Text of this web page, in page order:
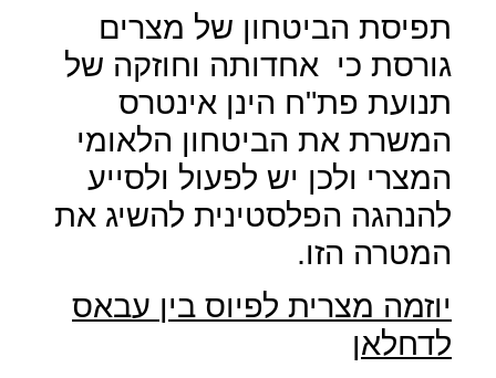
תפיסת הביטחון של מצרים
גורסת כי אחדותה וחוזקה של
תנועת פת"ח הינן אינטרס
המשרת את הביטחון הלאומי
המצרי ולכן יש לפעול ולסייע
להנהגה הפלסטינית להשיג את
המטרה הזו.
יוזמה מצרית לפיוס בין עבאס
לדחלאן